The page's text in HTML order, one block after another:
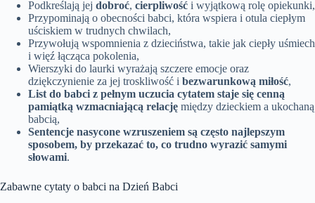
Podkreślają jej dobroć, cierpliwość i wyjątkową rolę opiekunki,
Przypominają o obecności babci, która wspiera i otula ciepłym
uściskiem w trudnych chwilach,
Przywołują wspomnienia z dzieciństwa, takie jak ciepły uśmiech
i więź łącząca pokolenia,
Wierszyki do laurki wyrażają szczere emocje oraz
dziękczynienie za jej troskliwość i bezwarunkową miłość,
List do babci z pełnym uczucia cytatem staje się cenną
pamiątką wzmacniającą relację między dzieckiem a ukochaną
babcią,
Sentencje nasycone wzruszeniem są często najlepszym
sposobem, by przekazać to, co trudno wyrazić samymi
słowami.
Zabawne cytaty o babci na Dzień Babci